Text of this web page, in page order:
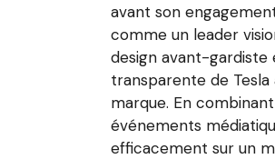
avant son
comme un leader
design avant-gardiste
transparente de
marque. En
événements
efficacement sur un